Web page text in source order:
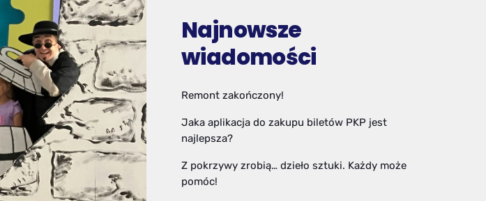
Najnowsze
wiadomości
Remont zakończony!
Jaka aplikacja do zakupu biletów PKP jest
najlepsza?
Z pokrzywy zrobią… dzieło sztuki. Każdy może
pomóc!